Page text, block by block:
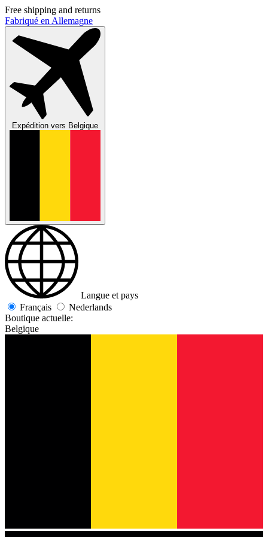
Free shipping and returns
Fabriqué en Allemagne
Expédition vers Belgique
Langue et pays
Français
Nederlands
Boutique actuelle:
Belgique